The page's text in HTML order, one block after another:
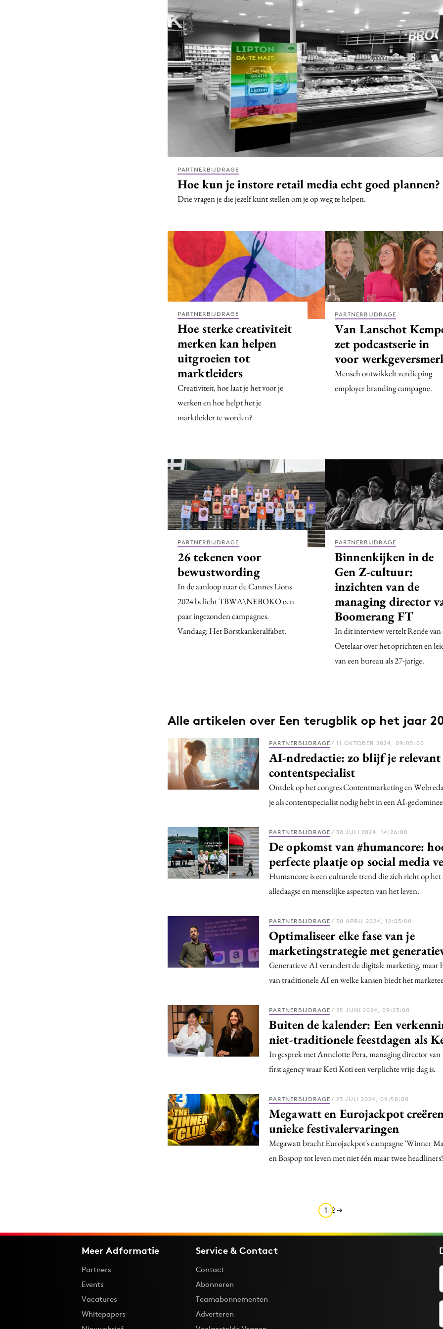
Gedragsverandering
Influencer marketing
Interne communicatie
Martech
Purpose Marketing
Reputatie & crisis
PARTNERBIJDRAGE
Hoe kun je instore retail media echt goed plannen?
Drie vragen je die jezelf kunt stellen om je op weg te helpen.
PARTNERBIJDRAGE
Hoe sterke creativiteit
merken kan helpen
uitgroeien tot
marktleiders
Creativiteit, hoe laat je het voor je
werken en hoe helpt het je
marktleider te worden?
PARTNERBIJDRAGE
Van Lanschot
zet podcastserie in
voor
Mensch ontwikkelt verdieping
employer branding campagne.
PARTNERBIJDRAGE
26 tekenen voor
bewustwording
In de aanloop naar de Cannes Lions
2024 belicht TBWA\NEBOKO een
paar ingezonden campagnes.
Vandaag: Het Borstkankeralfabet.
PARTNERBIJDRAGE
Binnenkijken in de
Gen Z-cultuur:
inzichten van de
managing director
Boomerang FT
In dit interview vertelt Renée van
Oetelaar over het oprichten en
van een bureau als 27-jarige.
Alle artikelen over Een terugblik op het jaar
PARTNERBIJDRAGE / 11 OKTOBER 2024, 09:05:00
AI-ndredactie: zo blijf je relevant
contentspecialist
Ontdek op het congres Contentmarketing en
je als contentspecialist nodig hebt in een AI-
PARTNERBIJDRAGE / 30 JULI 2024, 14:26:00
De opkomst van #humancore:
perfecte plaatje op social media
Humancore is een culturele trend die zich richt op het
alledaagse en menselijke aspecten van het leven.
PARTNERBIJDRAGE / 30 APRIL 2024, 12:03:00
Optimaliseer elke fase van je
marketingstrategie met
Generatieve AI verandert de digitale marketing, maar
van traditionele AI en welke kansen biedt het
PARTNERBIJDRAGE / 25 JUNI 2024, 09:23:00
Buiten de kalender: Een
niet-traditionele feestdagen als
In gesprek met Annelotte Pera, managing director van
first agency waar Keti Koti een verplichte vrije dag is.
PARTNERBIJDRAGE / 23 JULI 2024, 09:58:00
Megawatt en Eurojackpot
unieke festivalervaringen
Megawatt bracht Eurojackpot's campagne 'Winner
en Bospop tot leven met niet één maar twee headliners!
1 2
Meer Adformatie
Partners
Events
Vacatures
Whitepapers
Service & Contact
Contact
Abonneren
Teamabonnementen
Adverteren